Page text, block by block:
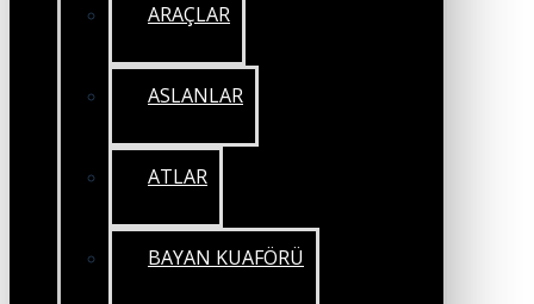
ARAÇLAR
ASLANLAR
ATLAR
BAYAN KUAFÖRÜ